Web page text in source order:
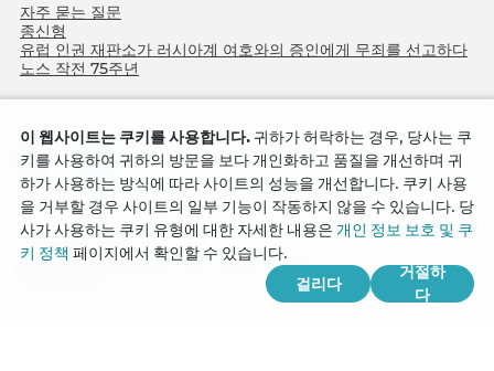
자주 묻는 질문
종신형
유럽 인권 재판소가 러시아계 여호와의 증인에게 무죄를 선고하다
노스 작전 75주년
Copyright © 2026
Watch Tower Bible and Tract Society of Korea.
이 웹사이트는 쿠키를 사용합니다. 귀하가 허락하는 경우, 당사는 쿠
키를 사용하여 귀하의 방문을 보다 개인화하고 품질을 개선하며 귀
하가 사용하는 방식에 따라 사이트의 성능을 개선합니다. 쿠키 사용
을 거부할 경우 사이트의 일부 기능이 작동하지 않을 수 있습니다. 당
사가 사용하는 쿠키 유형에 대한 자세한 내용은 개인 정보 보호 및 쿠
키 정책 페이지에서 확인할 수 있습니다.
걸리다
거절하
다